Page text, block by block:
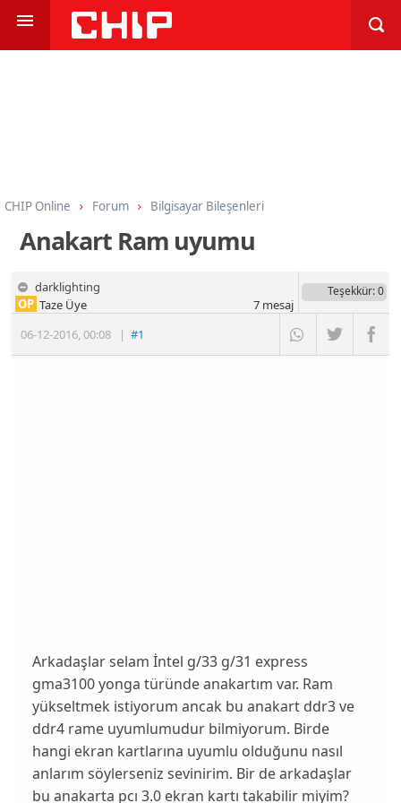
CHIP Online Forum
Bilgisayar Bileşenleri
İşlemci, Anakart, Bellek
Anakart Ram uyumu
darklighting
06-12-2016,00:08 |#1
OP Taze Üye
Teşekkür: 0
7mesaj
Arkadaşlar selam İntel g/33 g/31 express
gma3100 yonga türünde anakartım var. Ram
yükseltmek istiyorum ancak bu anakart ddr3 ve
ddr4 rame uyumlumudur bilmiyorum. Birde
hangi ekran kartlarına uyumlu olduğunu nasıl
anlarım söylerseniz sevinirim. Bir de arkadaşlar
bu anakarta pcı 3.0 ekran kartı takabilir miyim?